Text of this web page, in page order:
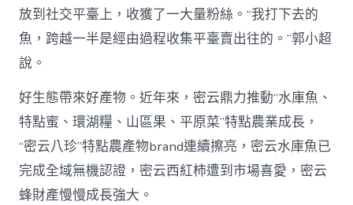
放到社交平臺上，收獲了一大量粉絲。“我打下去的
魚，跨越一半是經由過程收集平臺賣出往的。”郭小超
說。
好生態帶來好產物。近年來，密云鼎力推動“水庫魚、
特點蜜、環湖糧、山區果、平原菜”特點農業成長，
“密云八珍”特點農產物brand連續擦亮，密云水庫魚已
完成全域無機認證，密云西紅柿遭到市場喜愛，密云
蜂財產慢慢成長強大。